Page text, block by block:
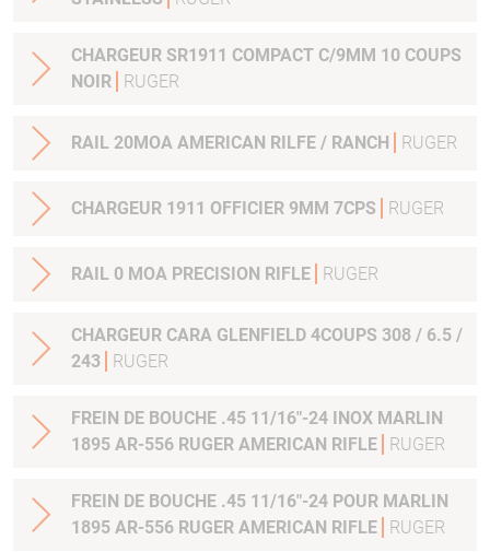
CHARGEUR SR1911 COMPACT C/9MM 10 COUPS
NOIR
RUGER
RAIL 20MOA AMERICAN RILFE / RANCH RUGER
CHARGEUR 1911 OFFICIER 9MM 7CPS RUGER
RAIL 0 MOA PRECISION RIFLE RUGER
CHARGEUR CARA GLENFIELD 4COUPS 308 / 6.5 /
243
RUGER
FREIN DE BOUCHE .45 11/16"-24 INOX MARLIN
1895 AR-556 RUGER AMERICAN RIFLE
RUGER
FREIN DE BOUCHE .45 11/16"-24 POUR MARLIN
1895 AR-556 RUGER AMERICAN RIFLE
RUGER